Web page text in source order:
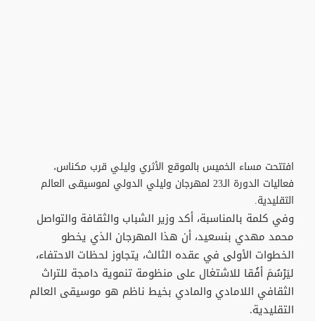
افتتحت مساء الخميس بالموقع الأثري وليلي قرب مكناس،
فعاليات الدورة الـ23 لمهرجان وليلي الدولي لموسيقى العالم
التقليدية.
وفي كلمة بالمناسبة، أكد وزير الشباب والثقافة والتواصل
محمد مهدي بنسعيد، أن هذا المهرجان الذي يخطو
الخطوات الأولى في عقده الثالث، يتجاوز لحظات الاحتفاء،
ليَرْسُمَ أفُقا للاشتغال على منظومة تنموية دامجة للتراث
الثقافي اللامادي والمادي بخيط ناظم هو موسيقى العالم
التقليدية.